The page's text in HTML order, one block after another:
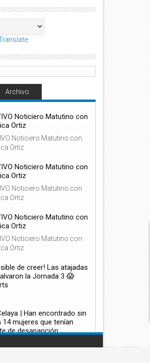
2021
Bomberos casi quedan
por un incendio forestal en
Archivo
Noticiero Matutino con
Ortiz
Noticiero Matutino con
Ortiz
Noticiero Matutino con
Ortiz
Noticiero Matutino con
Ortiz
Noticiero Matutino con
Ortiz
Noticiero Matutino con
Ortiz
de creer! Las atajadas
la Jornada 3 😱
| Han encontrado sin
14 mujeres que tenían
de desaparición